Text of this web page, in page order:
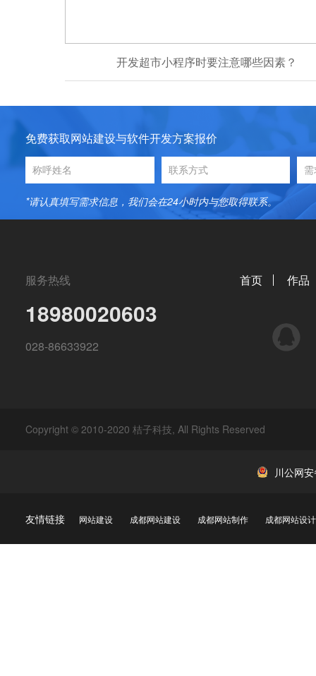
开发超市小程序时要注意哪些因素？
免费获取网站建设与软件开发方案报价
*请认真填写需求信息，我们会在24小时内与您取得联系。
服务热线
18980020603
028-86633922
首页 作品
QQ
Copyright © 2010-2020 桔子科技, All Rights Reserved
川公网
友情链接 网站建设 成都网站建设 成都网站制作 成都网站设计